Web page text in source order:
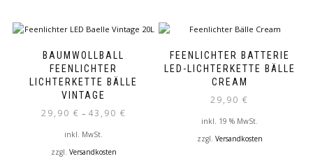
Varianten
auf.
Die
auf
der
BAUMWOLLBALL
FEENLICHTER
LICHTERKETTE BÄLLE
VINTAGE
29,90 € – 43,90 €
inkl. MwSt.
zzgl. Versandkosten
FEENLICHTER BATTERIE
LED-LICHTERKETTE BÄLLE
CREAM
29,90 €
inkl. 19 % MwSt.
zzgl. Versandkosten